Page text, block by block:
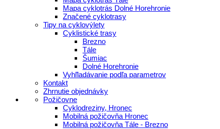
Mapa cyklotrás Dolné Horehronie
Značené cyklotrasy
Tipy na cyklovýlety
Cyklistické trasy
Brezno
Tále
Šumiac
Dolné Horehronie
Vyhľladávanie podľa parametrov
Kontakt
Zhrnutie objednávky
Požičovne
Cyklodreziny, Hronec
Mobilná požičovňa Hronec
Mobilná požičovňa Tále - Brezno